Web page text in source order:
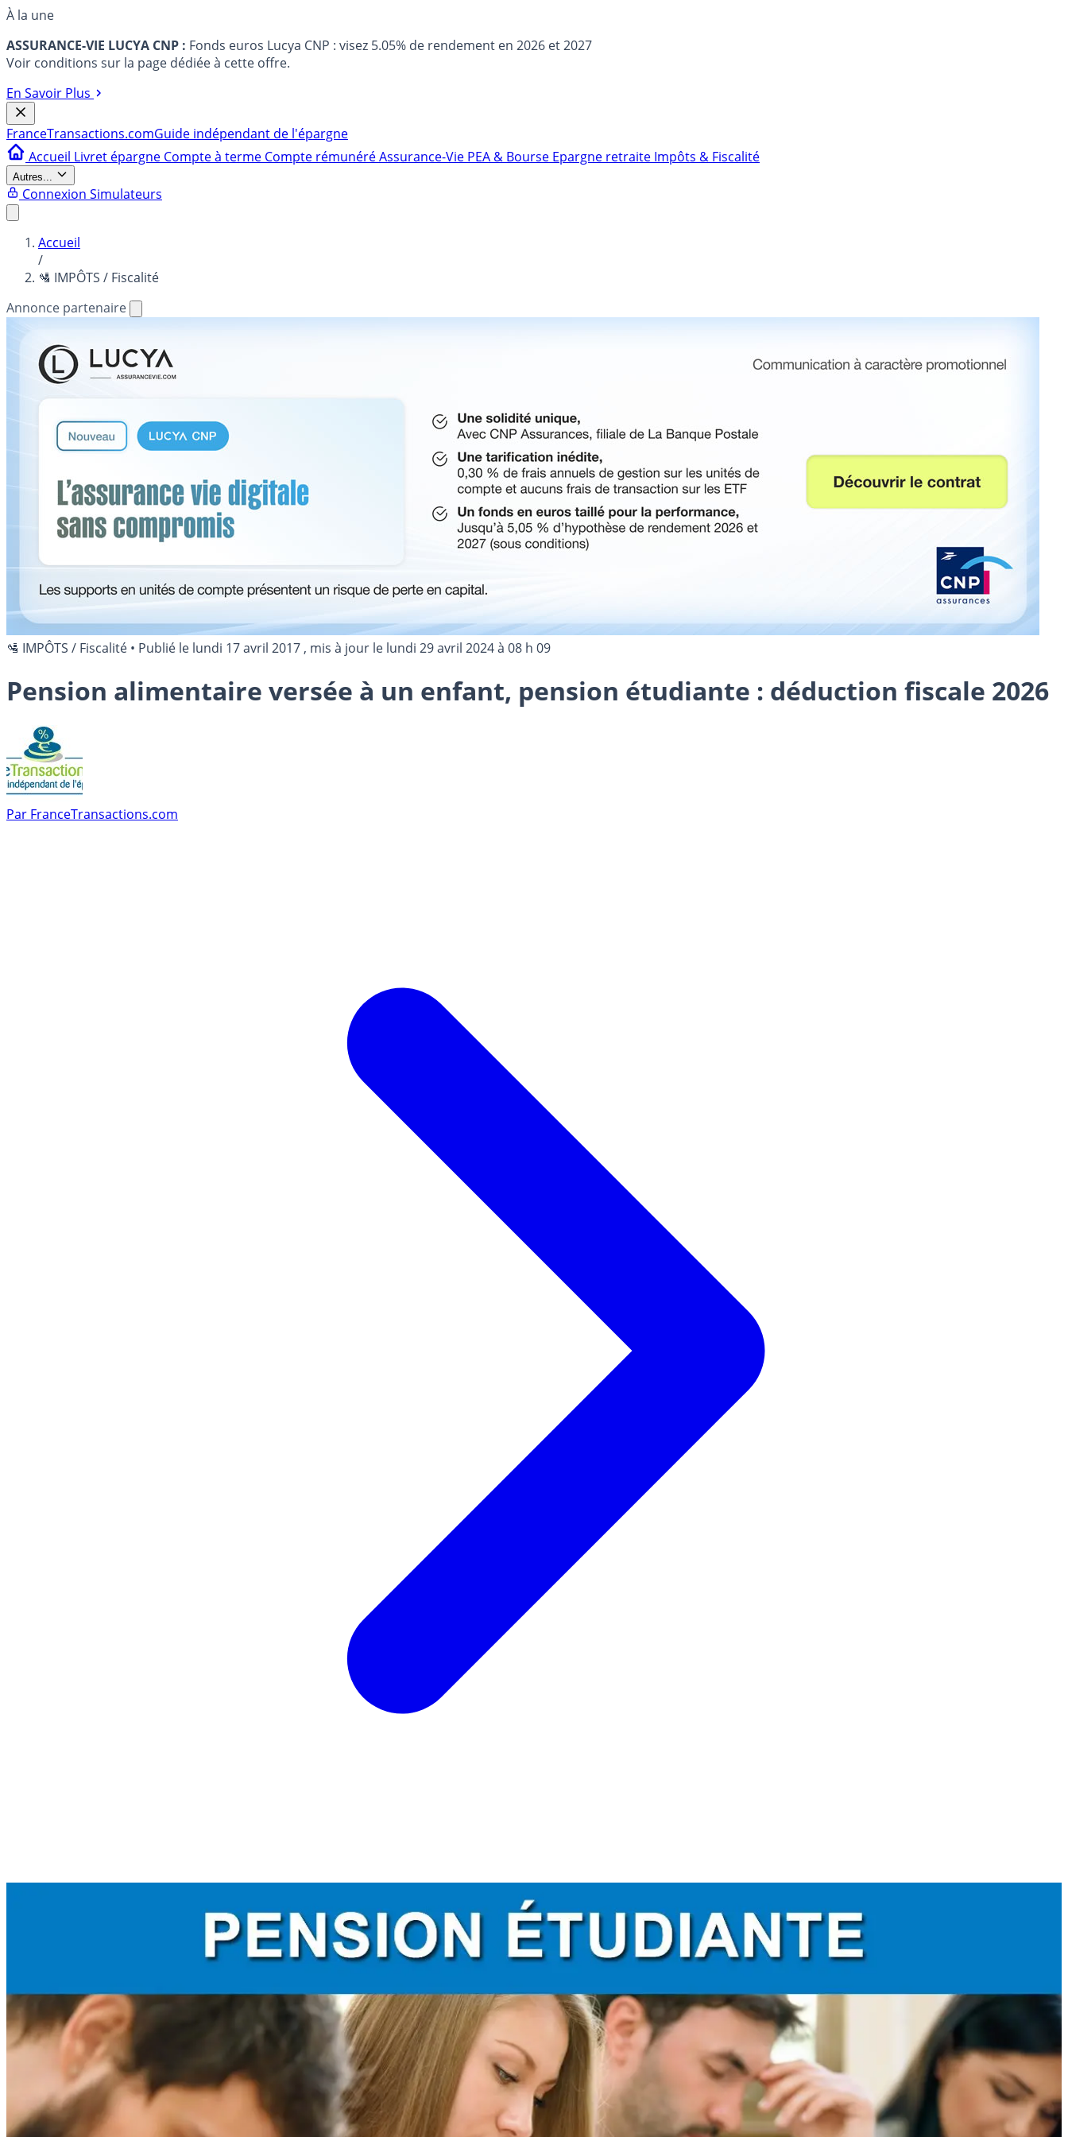
À la une
ASSURANCE-VIE LUCYA CNP : Fonds euros Lucya CNP : visez 5.05% de rendement en 2026 et 2027
Voir conditions sur la page dédiée à cette offre.
En Savoir Plus
FranceTransactions.comGuide indépendant de l'épargne
Accueil Livret épargne Compte à terme Compte rémunéréAssurance-Vie PEA & Bourse Epargne retraite Impôts & Fiscalité
Autres...
Connexion Simulateurs
Accueil
/
🛂 IMPÔTS / Fiscalité
Annonce partenaire
🛂 IMPÔTS / Fiscalité • Publié le lundi 17 avril 2017 , mis à jour le lundi 29 avril 2024 à 08 h 09
Pension alimentaire versée à un enfant, pension étudiante : déduction fiscale 2026
Par FranceTransactions.com